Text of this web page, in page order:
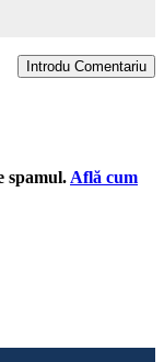
Introdu Comentariu
spamul. Află cum